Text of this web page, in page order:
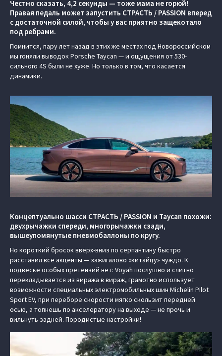
Честно сказать, 4,2 секунды — тоже мама не горюй!
Правая педаль может запустить СТРАСТЬ / PASSION вперед
с достаточной силой, чтобы у вас приятно защекотало
под ребрами.
Помнится, пару лет назад в этих же местах под Новороссийском
мы гоняли выводок Porsche Taycan — и ощущения от 530-
сильного 4S были не хуже. Но только в том, что касается
динамики.
Концептуально шасси СТРАСТЬ / PASSION и Taycan похожи:
двухрычажки спереди, многорычажки сзади,
вышеупомянутые пневмобаллоны по кругу.
Но короткий бросок вверх-вниз по серпантину быстро
расставил все акценты — зажигалово «китайцу» чуждо. К
подвеске особых претензий нет: Voyah послушно и слитно
перекладывается из виража в вираж, грамотно использует
возможности специальных электромобильных шин Michelin Pilot
Sport EV, при переборе скорости мягко скользит передней
осью, а топнешь по акселератору на выходе — не прочь и
вильнуть задней. Породистые настройки!